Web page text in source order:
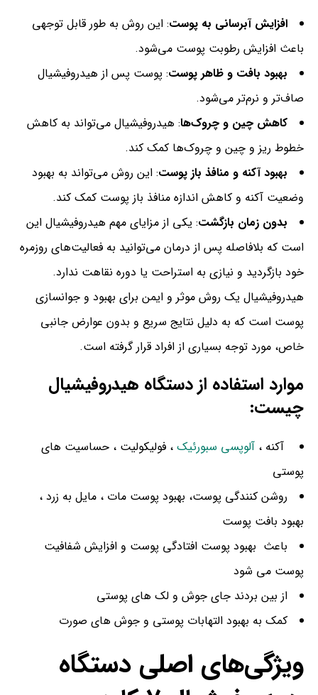
افزایش آبرسانی به پوست: این روش به طور قابل توجهی
باعث افزایش رطوبت پوست می‌شود.
بهبود بافت و ظاهر پوست: پوست پس از هیدروفیشیال
صاف‌تر و نرم‌تر می‌شود.
کاهش چین و چروک‌ها: هیدروفیشیال می‌تواند به کاهش
خطوط ریز و چین و چروک‌ها کمک کند.
بهبود آکنه و منافذ باز پوست: این روش می‌تواند به بهبود
وضعیت آکنه و کاهش اندازه منافذ باز پوست کمک کند.
بدون زمان بازگشت: یکی از مزایای مهم هیدروفیشیال این
است که بلافاصله پس از درمان می‌توانید به فعالیت‌های روزمره
خود بازگردید و نیازی به استراحت یا دوره نقاهت ندارد.
هیدروفیشیال یک روش موثر و ایمن برای بهبود و جوانسازی
پوست است که به دلیل نتایج سریع و بدون عوارض جانبی
خاص، مورد توجه بسیاری از افراد قرار گرفته است.
موارد استفاده از دستگاه هیدروفیشیال
چیست:
آکنه ، آلوپسی سبورئیک ، فولیکولیت ، حساسیت های
پوستی
روشن کنندگی پوست، بهبود پوست مات ، مایل به زرد ،
بهبود بافت پوست
باعث بهبود پوست افتادگی پوست و افزایش شفافیت
پوست می شود
از بین بردند جای جوش و لک های پوستی
کمک به بهبود التهابات پوستی و جوش های صورت
ویژگی‌های اصلی دستگاه